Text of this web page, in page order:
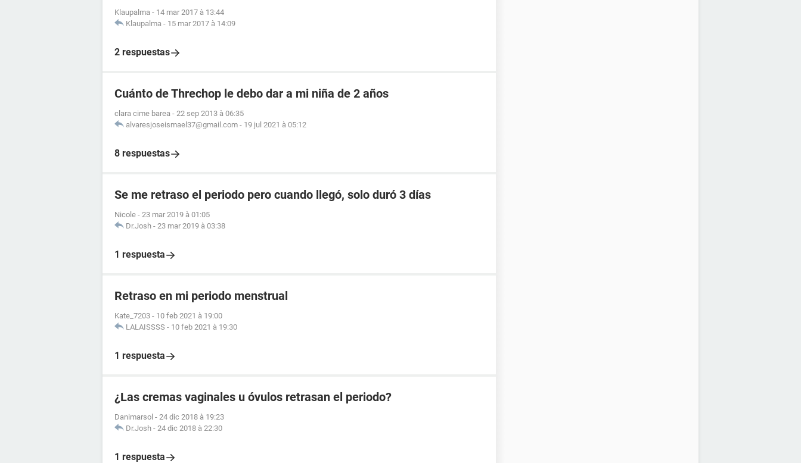
Klaupalma - 14 mar 2017 à 13:44
Klaupalma - 15 mar 2017 à 14:09
2 respuestas
Cuánto de Threchop le debo dar a mi niña de 2 años
clara cime barea - 22 sep 2013 à 06:35
alvaresjoseismael37@gmail.com - 19 jul 2021 à 05:12
8 respuestas
Se me retraso el periodo pero cuando llegó, solo duró 3 días
Nicole - 23 mar 2019 à 01:05
Dr.Josh - 23 mar 2019 à 03:38
1 respuesta
Retraso en mi periodo menstrual
Kate_7203 - 10 feb 2021 à 19:00
LALAISSSS - 10 feb 2021 à 19:30
1 respuesta
¿Las cremas vaginales u óvulos retrasan el periodo?
Danimarsol - 24 dic 2018 à 19:23
Dr.Josh - 24 dic 2018 à 22:30
1 respuesta